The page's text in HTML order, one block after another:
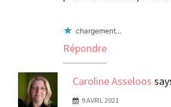
chargement…
Répondre
Caroline Asseloos
9 AVRIL 2021